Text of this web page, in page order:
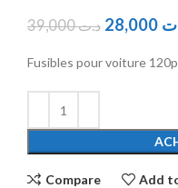
د.ت39,000
Fusibles pour voiture
Compare Add